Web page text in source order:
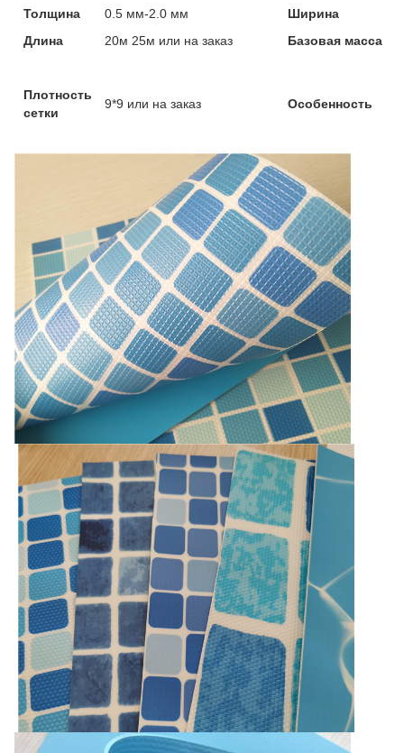
Толщина 0.5 мм-2.0 мм
Ширина
Длина
20м 25м или на заказ Базовая масса
Плотность
сетки
9*9 или на заказ Особенность